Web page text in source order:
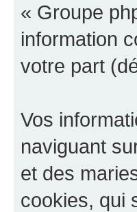
« Groupe
information
votre part
Vos
naviguant
et des
cookies, qui